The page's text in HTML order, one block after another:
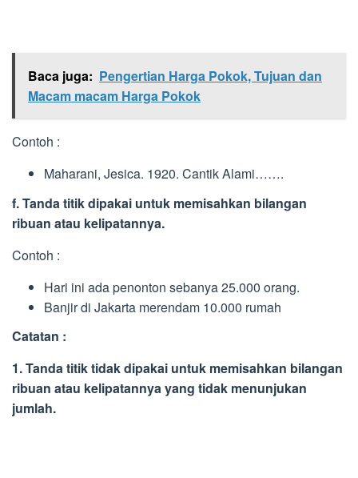
Baca juga: Pengertian Harga Pokok, Tujuan dan
Macam macam Harga Pokok
Contoh :
Maharani, Jesica. 1920. Cantik Alami…….
f. Tanda titik dipakai untuk memisahkan bilangan
ribuan atau kelipatannya.
Contoh :
Hari ini ada penonton sebanya 25.000 orang.
Banjir di Jakarta merendam 10.000 rumah
Catatan :
1. Tanda titik tidak dipakai untuk memisahkan bilangan
ribuan atau kelipatannya yang tidak menunjukan
jumlah.